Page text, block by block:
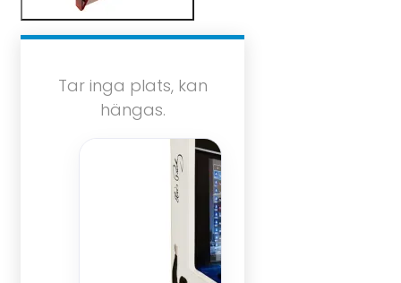
Tar inga plats, kan
hängas.